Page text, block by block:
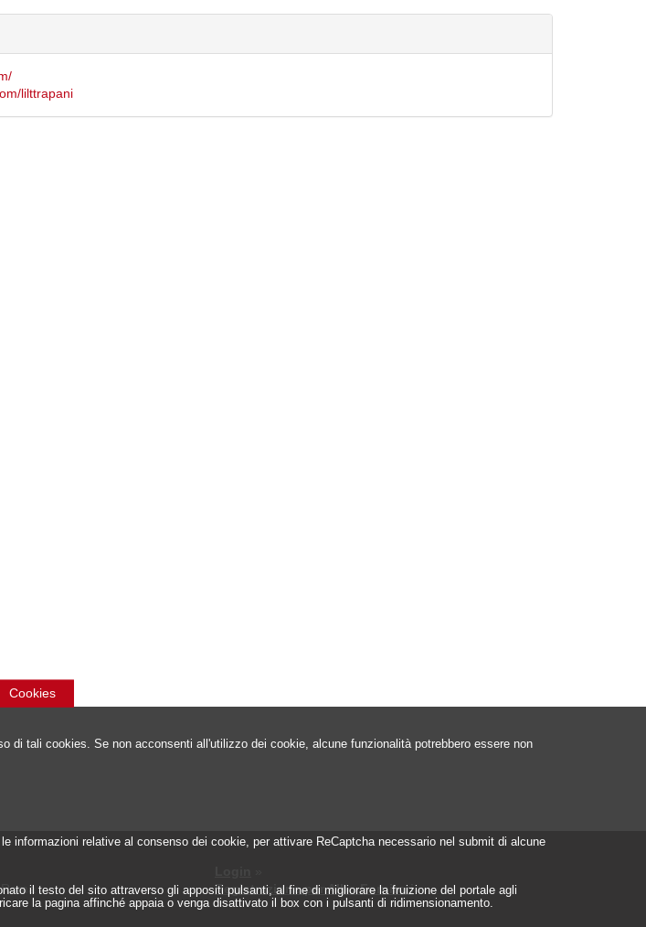
lilttrapani
Registrazione per Albo Fornitori»
Cookies
di tali cookies. Se non acconsenti all'utilizzo dei cookie, alcune funzionalità potrebbero essere non
informazioni relative al consenso dei cookie, per attivare ReCaptcha necessario nel submit di alcune
il testo del sito attraverso gli appositi pulsanti, al fine di migliorare la fruizione del portale agli
la pagina affinché appaia o venga disattivato il box con i pulsanti di ridimensionamento.